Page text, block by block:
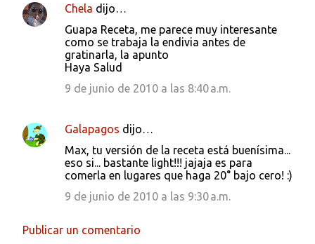
Chela dijo…
Guapa Receta, me parece muy interesante
como se trabaja la endivia antes de
gratinarla, la apunto
Haya Salud
9 de junio de 2010 a las 8:40 a.m.
Galapagos dijo…
Max, tu versión de la receta está buenísima...
eso si... bastante light!!! jajaja es para
comerla en lugares que haga 20° bajo cero! :)
9 de junio de 2010 a las 9:30 a.m.
Publicar un comentario